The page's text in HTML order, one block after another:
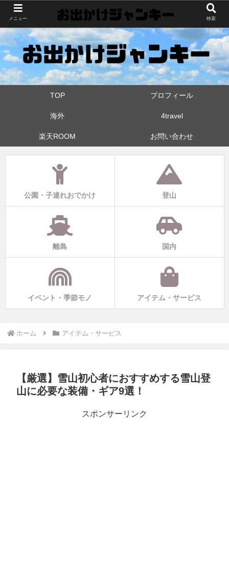
世界中・日本中を旅したおでかけ狂なパパが埼玉県と近県の公園やお出かけス
ポットを攻めています！たまに登山も
TOP プロフィール
海外 4travel
楽天ROOM お問い合わせ
公園・子連れおでかけ 登山
離島 国内
イベント・季節モノ アイテム・サービス
ホーム アイテム・サービス
【厳選】雪山初心者におすすめする雪山登
山に必要な装備・ギア9選！
スポンサーリンク
メニュー 検索